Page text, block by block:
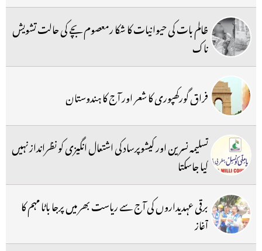
ظالم بات کی حیوانیات کا شکا رمعصوم بچے کی حالت تشویش
ناک
فراق گورکھپوری کا شعر اور آج کا ہندوستان
تسلیمہ نسرین اور کیشوپرساد کی اشتعال انگیزی کو نظرانداز نہیں
کیا جاسکتا
برقی عہدیداروں کی آج سے ریاست بھر میں پرجا باٹا مہم کا
آغاز